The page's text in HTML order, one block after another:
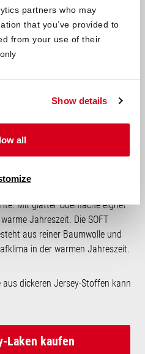
partners who may
that you’ve provided to
from your use of their
Show details
all
kaufen
du unter der Decke, hilft
Jersey, Renforcé oder
da die atmungsaktiven Stoffe
ein kühles
Mit glatter Oberfläche eignet
Jahreszeit. Die SOFT
aus reiner Baumwolle und
in der warmen Jahreszeit.
dickeren Jersey-Stoffen kann
Laken kaufen